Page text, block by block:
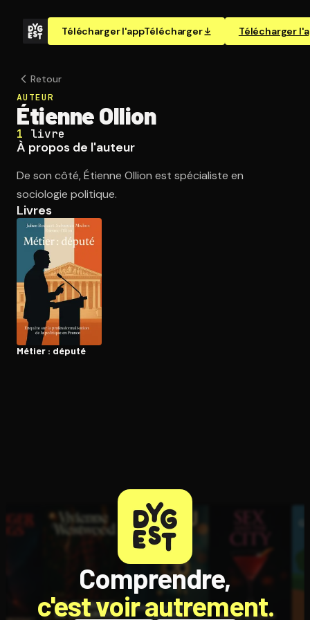
Télécharger l'appTélécharger Télécharger
Ouvre l'app Appareil photo, pointe sur le code. C'est gratuit à
Retour
AUTEUR
Étienne Ollion
1 livre
À propos de l'auteur
De son côté, Étienne Ollion est spécialiste en
sociologie politique.
Livres
Métier : député
Comprendre,
c'est voir autrement.